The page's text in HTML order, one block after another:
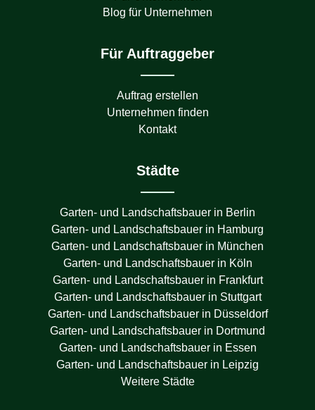
Blog für Unternehmen
Für Auftraggeber
Auftrag erstellen
Unternehmen finden
Kontakt
Städte
Garten- und Landschaftsbauer in Berlin
Garten- und Landschaftsbauer in Hamburg
Garten- und Landschaftsbauer in München
Garten- und Landschaftsbauer in Köln
Garten- und Landschaftsbauer in Frankfurt
Garten- und Landschaftsbauer in Stuttgart
Garten- und Landschaftsbauer in Düsseldorf
Garten- und Landschaftsbauer in Dortmund
Garten- und Landschaftsbauer in Essen
Garten- und Landschaftsbauer in Leipzig
Weitere Städte